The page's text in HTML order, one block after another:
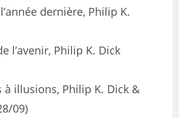
dernière, Philip K.
l’avenir, Philip K. Dick
à illusions, Philip K. Dick &
09)